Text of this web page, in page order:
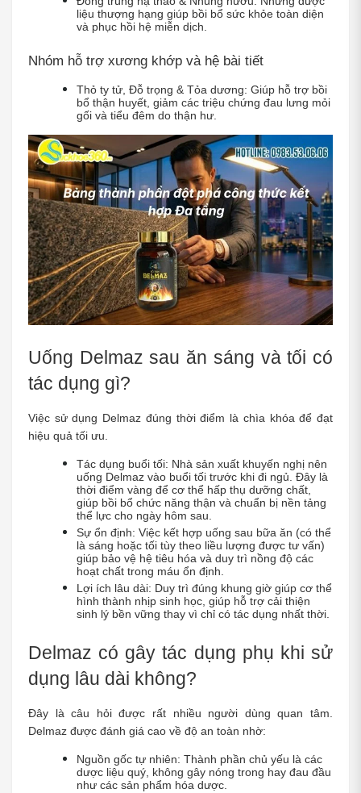
liệu thượng hạng giúp bồi bổ sức khỏe toàn diện
và phục hồi hệ miễn dịch.
Nhóm hỗ trợ xương khớp và hệ bài tiết
Thỏ ty tử, Đỗ trọng & Tỏa dương: Giúp hỗ trợ bồi
bổ thận huyết, giảm các triệu chứng đau lưng mỏi
gối và tiểu đêm do thận hư.
Uống Delmaz sau ăn sáng và tối có
tác dụng gì?
Việc sử dụng Delmaz đúng thời điểm là chìa khóa để đạt
hiệu quả tối ưu.
Tác dụng buổi tối: Nhà sản xuất khuyến nghị nên
uống Delmaz vào buổi tối trước khi đi ngủ. Đây là
thời điểm vàng để cơ thể hấp thụ dưỡng chất,
giúp bồi bổ chức năng thận và chuẩn bị nền tảng
thể lực cho ngày hôm sau.
Sự ổn định: Việc kết hợp uống sau bữa ăn (có thể
là sáng hoặc tối tùy theo liều lượng được tư vấn)
giúp bảo vệ hệ tiêu hóa và duy trì nồng độ các
hoạt chất trong máu ổn định.
Lợi ích lâu dài: Duy trì đúng khung giờ giúp cơ thể
hình thành nhịp sinh học, giúp hỗ trợ cải thiện
sinh lý bền vững thay vì chỉ có tác dụng nhất thời.
Delmaz có gây tác dụng phụ khi sử
dụng lâu dài không?
Đây là câu hỏi được rất nhiều người dùng quan tâm.
Delmaz được đánh giá cao về độ an toàn nhờ:
Nguồn gốc tự nhiên: Thành phần chủ yếu là các
dược liệu quý, không gây nóng trong hay đau đầu
như các sản phẩm hóa dược.